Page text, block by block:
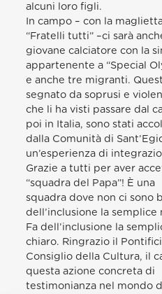
alcuni loro figli.
In campo – con la
“Fratelli tutti” –ci sarà
giovane calciatore con la
appartenente a “Special
e anche tre migranti.
segnato da soprusi e
che li ha visti passare dal
poi in Italia, sono stati
dalla Comunità di
un’esperienza di
Grazie a tutti per aver
“squadra del Papa”! È una
squadra dove non ci sono
dell’inclusione la semplice
Fa dell’inclusione la
chiaro. Ringrazio il
Consiglio della Cultura, il
questa azione concreta di
testimonianza nel mondo